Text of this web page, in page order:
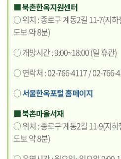
■ 북촌한옥지원센터
○ 위치 : 종로구 계동2길 11-7(지
도보 약 8분)
○ 개방시간 : 9:00~18:00 (일 휴관)
○ 연락처 : 02-766-4117 / 02-766-
○서울한옥포털 홈페이지
■ 북촌마을서재
○ 위치 : 종로구 계동2길 11-9(지
도보 약 8분)